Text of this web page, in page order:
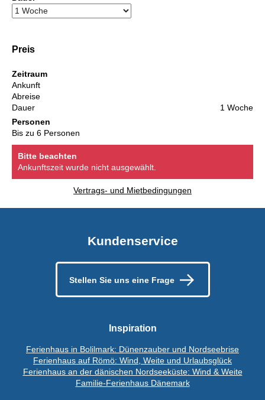
Preis
Zeitraum
Ankunft
Abreise
Dauer
1 Woche
Personen
Bis zu 6 Personen
Bitte beachten
Ankunftszeit wurde nicht ausgewählt.
Vertrags- und Mietbedingungen
Kundenservice
Stellen Sie uns eine Frage
Inspiration
Ferienhaus in Bolilmark: Dünenzauber und Nordseebrise
Ferienhaus auf Römö: Wind, Weite und Urlaubsglück
Ferienhaus an der dänischen Nordseeküste: Wind & Weite
Familie-Ferienhaus Dänemark